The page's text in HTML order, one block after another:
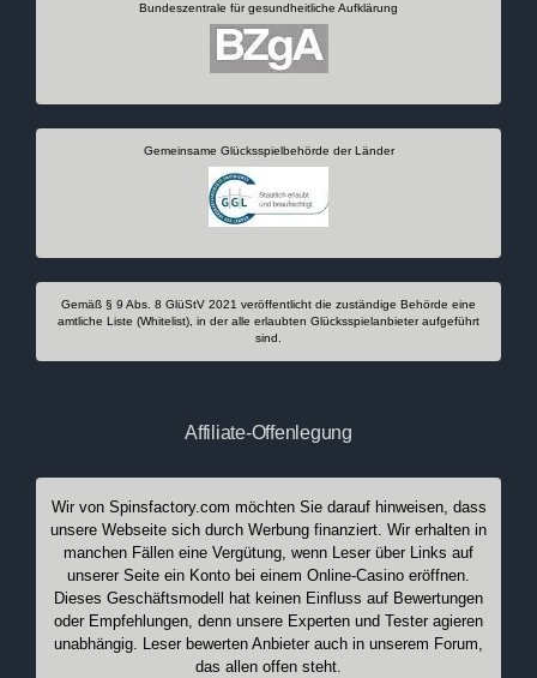
Bundeszentrale für gesundheitliche Aufklärung
Gemeinsame Glücksspielbehörde der Länder
Gemäß § 9 Abs. 8 GlüStV 2021 veröffentlicht die zuständige Behörde eine
amtliche Liste (Whitelist), in der alle erlaubten Glücksspielanbieter aufgeführt
sind.
Affiliate-Offenlegung
Wir von Spinsfactory.com möchten Sie darauf hinweisen, dass
unsere Webseite sich durch Werbung finanziert. Wir erhalten in
manchen Fällen eine Vergütung, wenn Leser über Links auf
unserer Seite ein Konto bei einem Online-Casino eröffnen.
Dieses Geschäftsmodell hat keinen Einfluss auf Bewertungen
oder Empfehlungen, denn unsere Experten und Tester agieren
unabhängig. Leser bewerten Anbieter auch in unserem Forum,
das allen offen steht.